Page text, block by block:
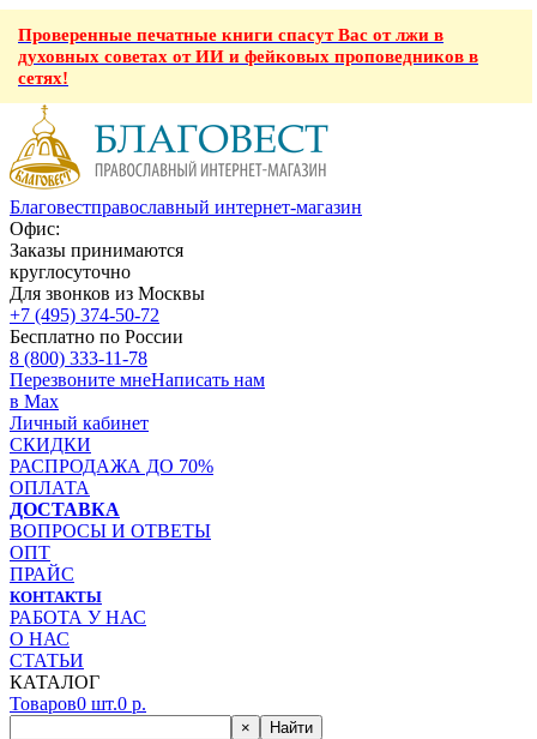
Проверенные печатные книги спасут Вас от лжи в
духовных советах от ИИ и фейковых проповедников в
сетях!
Благовестправославный интернет-магазин
Офис:
Заказы принимаются
круглосуточно
Для звонков из Москвы
+7 (495) 374-50-72
Бесплатно по России
8 (800) 333-11-78
Перезвоните мнеНаписать нам
в Max
Личный кабинет
СКИДКИ
РАСПРОДАЖА ДО 70%
ОПЛАТА
ДОСТАВКА
ВОПРОСЫ И ОТВЕТЫ
ОПТ
ПРАЙС
КОНТАКТЫ
РАБОТА У НАС
О НАС
СТАТЬИ
КАТАЛОГ
Товаров0 шт.0 р.
× Найти